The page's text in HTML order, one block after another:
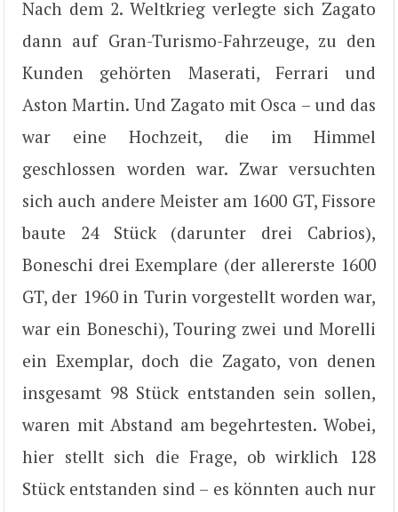
Nach dem 2. Weltkrieg verlegte sich Zagato
dann auf Gran-Turismo-Fahrzeuge, zu den
Kunden gehörten Maserati, Ferrari und
Aston Martin. Und Zagato mit Osca – und das
war eine Hochzeit, die im Himmel
geschlossen worden war. Zwar versuchten
sich auch andere Meister am 1600 GT, Fissore
baute 24 Stück (darunter drei Cabrios),
Boneschi drei Exemplare (der allererste 1600
GT, der 1960 in Turin vorgestellt worden war,
war ein Boneschi), Touring zwei und Morelli
ein Exemplar, doch die Zagato, von denen
insgesamt 98 Stück entstanden sein sollen,
waren mit Abstand am begehrtesten. Wobei,
hier stellt sich die Frage, ob wirklich 128
Stück entstanden sind – es könnten auch nur